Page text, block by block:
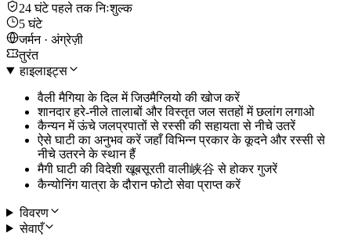
24 घंटे पहले तक निःशुल्क
5 घंटे
जर्मन · अंग्रेज़ी
तुरंत
हाइलाइट्स
वैली मैगिया के दिल में जिउमैग्लियो की खोज करें
शानदार हरे-नीले तालाबों और विस्तृत जल सतहों में छलांग लगाओ
कैन्यन में ऊंचे जलप्रपातों से रस्सी की सहायता से नीचे उतरें
ऐसे घाटी का अनुभव करें जहाँ विभिन्न प्रकार के कूदने और रस्सी से
नीचे उतरने के स्थान हैं
मैगी घाटी की विदेशी खूबसूरती वाली峡谷 से होकर गुजरें
कैन्योनिंग यात्रा के दौरान फोटो सेवा प्राप्त करें
विवरण
सेवाएँ